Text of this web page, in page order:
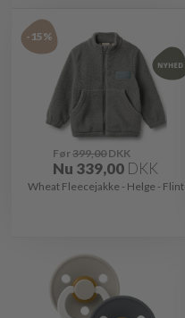
-15%
Før399,00DKK
Nu 339,00 DKK
Wheat Fleecejakke - Helge - Flint